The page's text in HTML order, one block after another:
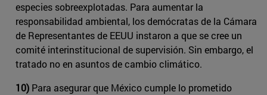
especies sobreexplotadas. Para aumentar la
responsabilidad ambiental, los demócratas de la Cámara
de Representantes de EEUU instaron a que se cree un
comité interinstitucional de supervisión. Sin embargo, el
tratado no en asuntos de cambio climático.
10) Para asegurar que México cumple lo prometido